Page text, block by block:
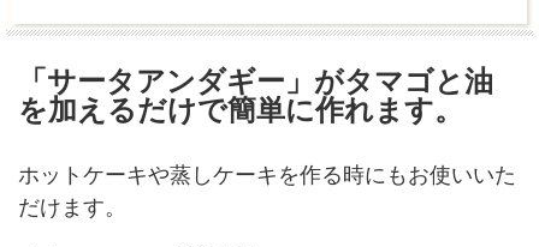
「サータアンダギー」がタマゴと油
を加えるだけで簡単に作れます。
ホットケーキや蒸しケーキを作る時にもお使いいた
だけます。